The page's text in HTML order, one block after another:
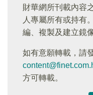
財華網所刊載內容
人專屬所有或持有
編、複製及建立鏡
如有意願轉載，請
方可轉載。